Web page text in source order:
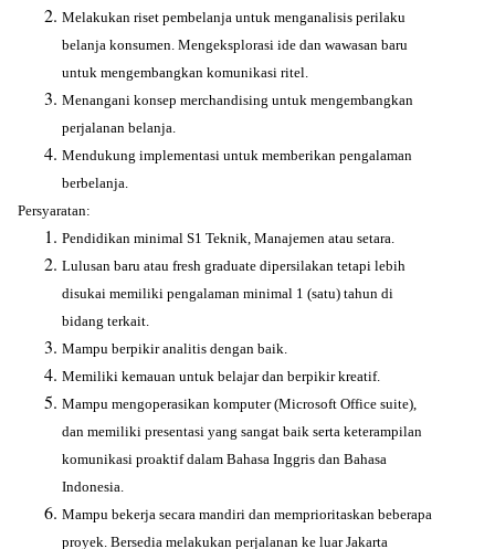
Melakukan riset pembelanja untuk menganalisis perilaku
belanja konsumen. Mengeksplorasi ide dan wawasan baru
untuk mengembangkan komunikasi ritel.
Menangani konsep merchandising untuk mengembangkan
perjalanan belanja.
Mendukung implementasi untuk memberikan pengalaman
berbelanja.
Persyaratan:
Pendidikan minimal S1 Teknik, Manajemen atau setara.
Lulusan baru atau fresh graduate dipersilakan tetapi lebih
disukai memiliki pengalaman minimal 1 (satu) tahun di
bidang terkait.
Mampu berpikir analitis dengan baik.
Memiliki kemauan untuk belajar dan berpikir kreatif.
Mampu mengoperasikan komputer (Microsoft Office suite),
dan memiliki presentasi yang sangat baik serta keterampilan
komunikasi proaktif dalam Bahasa Inggris dan Bahasa
Indonesia.
Mampu bekerja secara mandiri dan memprioritaskan beberapa
proyek. Bersedia melakukan perjalanan ke luar Jakarta